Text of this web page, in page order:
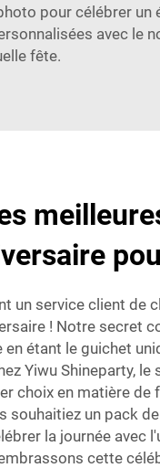
pour célébrer un
avec le
fête.
un service client de
! Notre secret
étant le guichet
Yiwu Shineparty,
choix en matière de
souhaitiez un pack
la journée avec
cette